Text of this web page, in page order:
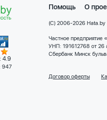
4.9
947
Помощь О
(C) 2006-2026 Hata.by
Частное предприятие
УНП: 191612768 от 26
Сбербанк Минск
Договор оферты